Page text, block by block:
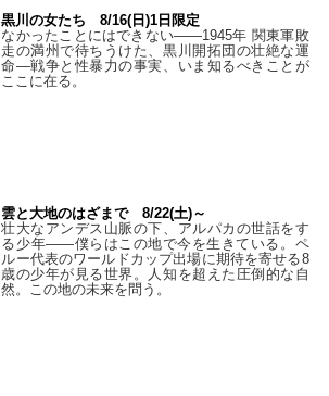
黒川の女たち 8/16(日)1日限定
なかったことにはできない——1945年 関東軍敗
走の満州で待ちうけた、黒川開拓団の壮絶な運
命―戦争と性暴力の事実、いま知るべきことが
ここに在る。
雲と大地のはざまで 8/22(土)～
壮大なアンデス山脈の下、アルパカの世話をす
る少年――僕らはこの地で今を生きている。ペ
ルー代表のワールドカップ出場に期待を寄せる8
歳の少年が見る世界。人知を超えた圧倒的な自
然。この地の未来を問う。